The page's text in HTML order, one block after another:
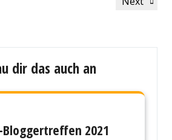
dir das auch an
2021